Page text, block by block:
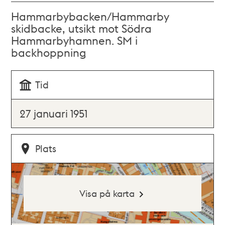
Hammarbybacken/Hammarby
skidbacke, utsikt mot Södra
Hammarbyhamnen. SM i
backhoppning
Tid
27 januari 1951
Plats
Visa på karta